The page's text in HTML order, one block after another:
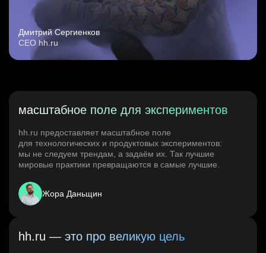
Дмитрий Сергиенков
CEO hh.ru
масштабное поле для экспериментов
hh.ru предоставляет масштабное поле
для технологических и продуктовых экспериментов:
мы не следуем трендам, а задаём их. Так лучшие
мировые практики превращаются в самые лучшие.
Жора Даньщин
hh.ru — это про великую цель